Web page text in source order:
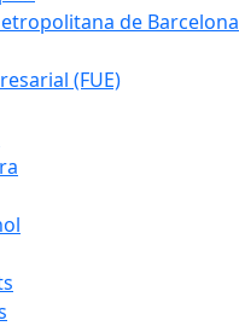
de Barcelona
(FUE)